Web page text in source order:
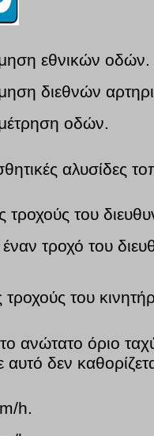
εθνικών οδών.
διεθνών
οδών.
αλυσίδες
τροχούς του
τροχό του
του
το ανώτατο όριο
δεν
h.